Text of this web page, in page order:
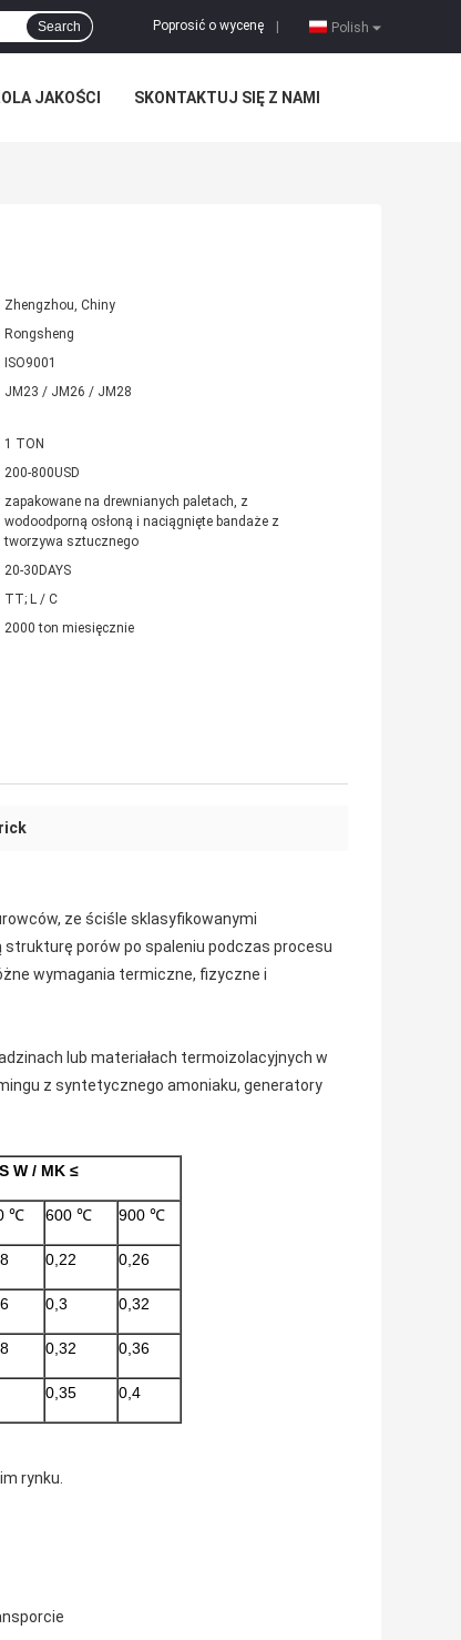
Polish
Poprosić o wycenę
Search
JAKOŚCI SKONTAKTUJ SIĘ Z NAMI
Zhengzhou, Chiny
Rongsheng
ISO9001
JM23 / JM26 / JM28
1 TON
200-800USD
zapakowane na drewnianych paletach, z
wodoodporną osłoną i naciągnięte bandaże z
tworzywa sztucznego
20-30DAYS
TT; L ​​/ C
2000 ton miesięcznie
ze ściśle sklasyfikowanymi
strukturę porów po spaleniu podczas procesu
wymagania termiczne, fizyczne i
lub materiałach termoizolacyjnych w
z syntetycznego amoniaku, generatory
W / MK ≤
℃ 600 ℃ 900 ℃
0,22 0,26
0,3 0,32
0,32 0,36
0,35 0,4
rynku.